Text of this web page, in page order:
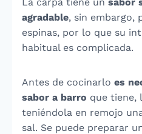
agradable, sin embargo,
espinas, por lo que su
habitual es complicada.
Antes de cocinarlo es
sabor a barro que tiene,
teniéndola en remojo
sal. Se puede preparar